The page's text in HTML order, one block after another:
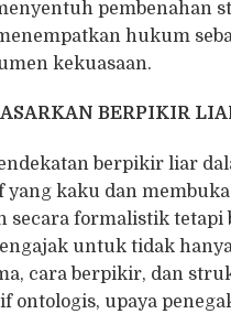
pembenahan
hukum
kekuasaan.
BERPIKIR
berpikir liar
kaku dan
secara formalistik tetapi
untuk tidak
cara berpikir, dan
ontologis, upaya